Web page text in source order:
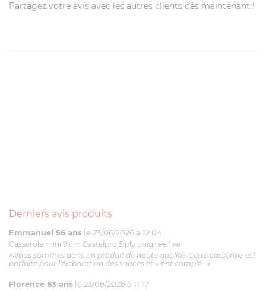
Partagez votre avis avec les autres clients dès maintenant !
Derniers avis produits
Emmanuel 56 ans le 23/06/2026 à 12:04
Casserole mini 9 cm Castelpro 5 ply poignée fixe
«Nous sommes dans un produit de haute qualité. Cette casserole est
parfaite pour l'élaboration des sauces et vient complé...»
Florence 63 ans le 23/06/2026 à 11:17